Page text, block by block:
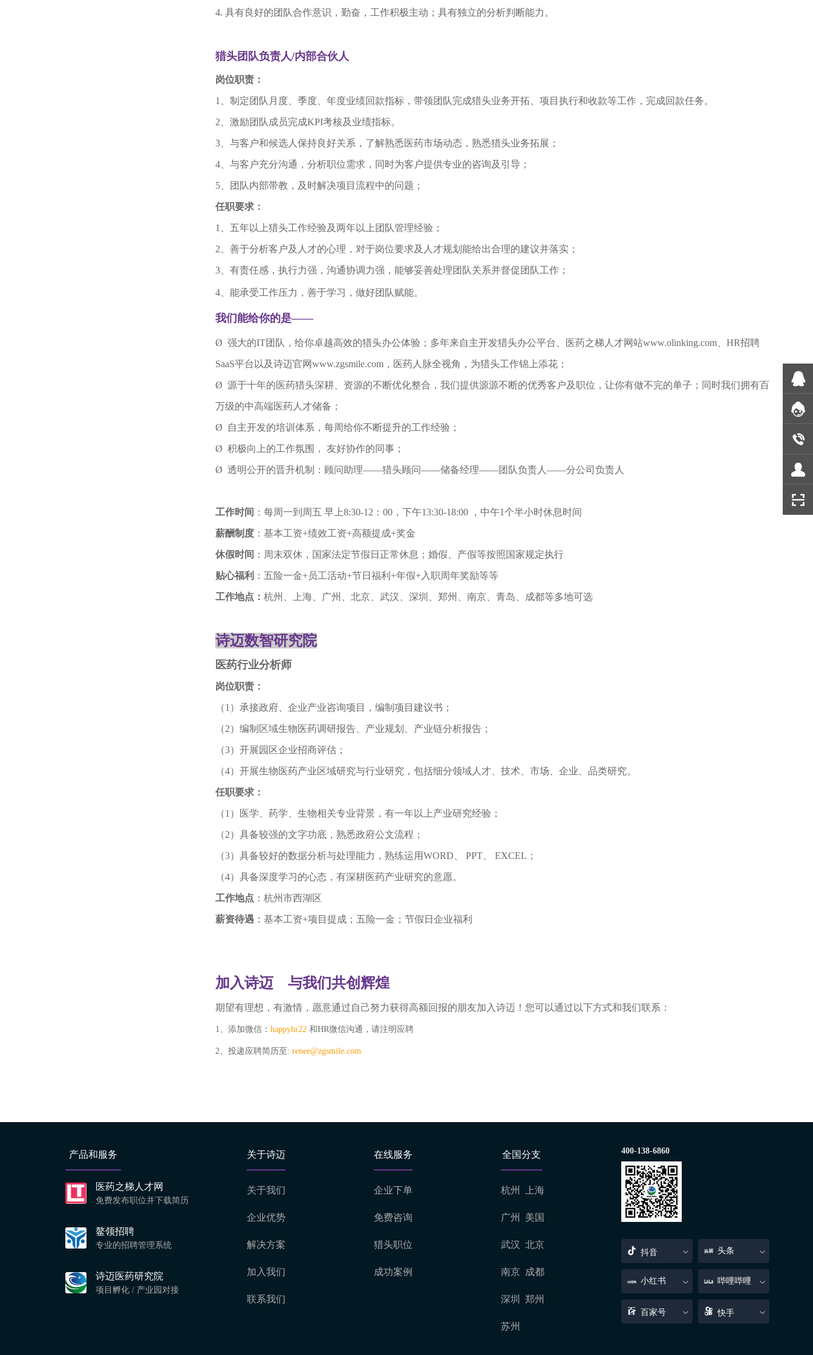
4. 具有良好的团队合作意识，勤奋，工作积极主动；具有独立的分析判断能力。
猎头团队负责人/内部合伙人
岗位职责：
1、制定团队月度、季度、年度业绩回款指标，带领团队完成猎头业务开拓、项目执行和收款等工作，完成回款任务。
2、激励团队成员完成KPI考核及业绩指标。
3、与客户和候选人保持良好关系，了解熟悉医药市场动态，熟悉猎头业务拓展；
4 、与客户充分沟通，分析职位需求，同时为客户提供专业的咨询及引导；
5 、团队内部带教，及时解决项目流程中的问题；
任职要求：
1、 五年以上猎头工作经验及两年以上团队管理经验；
2 、善于分析客户及人才的心理，对于岗位要求及人才规划能给出合理的建议并落实；
3 有责任感， 执行力强，沟通协调力强，能够妥善处理团队关系并督促团队工作；
4 、能承受工作压力，善于学习，做好团队赋能。
我们能给你的是——
Ø 强大的IT团队，给你卓越高效的猎头办公体验；多年来自主开发猎头办公平台、医药之梯人才网站www.olinking.com HR招聘
SaaS平台以及诗迈官网www.zgsmile.com ，医药人脉全视角，为猎头工作锦上添花；
Ø 源于十年的医药猎头深耕、资源的不断优化整合，我们提供源源不断的优秀客户及职位，让你有做不完的单子；同时我们拥有百
万级的中高端医药人才储备；
Ø 自主开发的培训体系，每周给你不断提升的工作经验；
Ø 积极向上的工作氛围， 友好协作的同事；
Ø 透明公开的晋升机制：顾问助理——猎头顾问——储备经理——团队负责人 ——分公司负责人
工作时间 ：每周一到周五 早上8:30-12 ： 00 ，下午13:30-18:00 ，中午1个半小时休息时间
薪酬制度 ：基本工资+绩效工资+高额提成+奖金
休假时间 ：周末双休，国家法定节假日正常休息；婚假、产假等按照国家规定执行
贴心福利 ：五险一金+员工活动+节日福利 +年假+入职周年奖励等等
工作地点： 杭州、上海、广州、北京、武汉、深圳、郑州、南京、青岛、成都等多地可选
诗迈数智研究院
医药行业分析师
岗位职责 ：
（1）承接政府、企业产业咨询项目，编制项目建议书；
（2）编制区域生物医药调研报告、产业规划、产业链分析报告；
（3）开展园区企业招商评估；
（4）开展生物医药产业区域研究与行业研究，包括细分领域人才、技术、市场、企业、品类研究。
任职要求 ：
（1）医学、药学、生物相关专业背景，有一年以上产业研究经验；
（2）具备较强的文字功底，熟悉政府公文流程；
（3） 具备较好的数据分析与处理能力，熟练运用WORD、 PPT、 EXCEL；
（4）具备深度学习的心态，有深耕医药产业研究的意愿。
工作地点 ：杭州市西湖区
薪资待遇 ：基本工资+项目提成；五险一金；节假日企业福利
加入诗迈 与我们共创辉煌
期望有理想，有激情，愿意通过自己努力获得高额回报的朋友加入诗迈！您可以通过以下方式和我们联系：
1、 添加微信： happyhr22 和HR微信沟通，请注明应聘
2、投递应聘简历至: renee@zgsmile.com
产品和服务
医药之梯人才网
免费发布职位并下载简历
鳌领招聘
专业的招聘管理系统
诗迈医药研究院
项目孵化 / 产业园对接
关于诗迈
关于我们
企业优势
解决方案
加入我们
联系我们
在线服务
企业下单
免费咨询
猎头职位
成功案例
全国分支
杭州 上海
广州 美国
武汉 北京
南京 成都
深圳 郑州
苏州
400-138-6860
抖音 头条
小红书 哔哩哔哩
百家号 快手